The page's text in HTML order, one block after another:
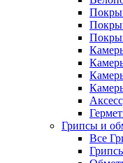
Грипсы и
Все